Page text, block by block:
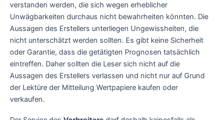
verstanden werden, die sich wegen erheblicher
Unwägbarkeiten durchaus nicht bewahrheiten könnten. Die
Aussagen des Erstellers unterliegen Ungewissheiten, die
nicht unterschätzt werden sollten. Es gibt keine Sicherheit
oder Garantie, dass die getätigten Prognosen tatsächlich
eintreffen. Daher sollten die Leser sich nicht auf die
Aussagen des Erstellers verlassen und nicht nur auf Grund
der Lektüre der Mitteilung Wertpapiere kaufen oder
verkaufen.